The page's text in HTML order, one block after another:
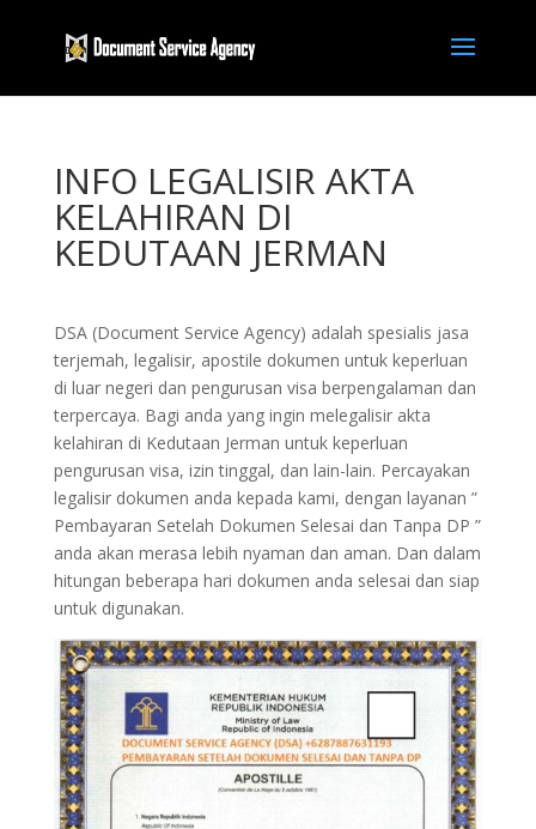
INFO LEGALISIR AKTA
KELAHIRAN DI
KEDUTAAN JERMAN
DSA (Document Service Agency) adalah spesialis jasa
terjemah, legalisir, apostile dokumen untuk keperluan
di luar negeri dan pengurusan visa berpengalaman dan
terpercaya. Bagi anda yang ingin melegalisir akta
kelahiran di Kedutaan Jerman untuk keperluan
pengurusan visa, izin tinggal, dan lain-lain. Percayakan
legalisir dokumen anda kepada kami, dengan layanan ”
Pembayaran Setelah Dokumen Selesai dan Tanpa DP ”
anda akan merasa lebih nyaman dan aman. Dan dalam
hitungan beberapa hari dokumen anda selesai dan siap
untuk digunakan.